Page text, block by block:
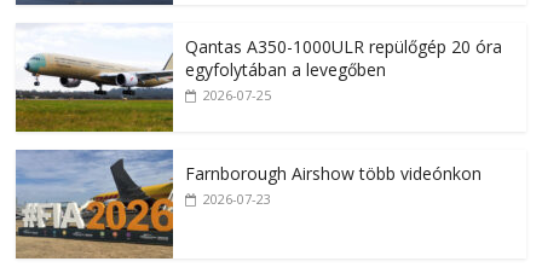
Qantas A350-1000ULR repülőgép 20 óra
egyfolytában a levegőben
2026-07-25
Farnborough Airshow több videónkon
2026-07-23